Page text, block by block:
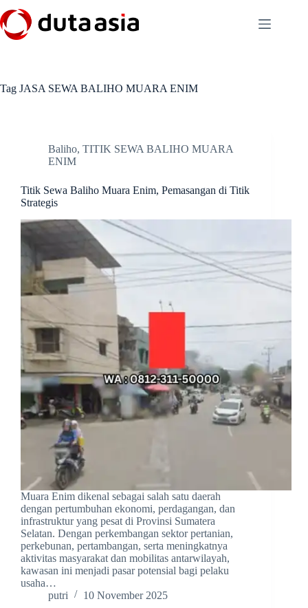
to
content
Tag JASA SEWA BALIHO MUARA ENIM
Baliho, TITIK SEWA BALIHO MUARA
ENIM
Titik Sewa Baliho Muara Enim, Pemasangan di Titik
Strategis
Muara Enim dikenal sebagai salah satu daerah
dengan pertumbuhan ekonomi, perdagangan, dan
infrastruktur yang pesat di Provinsi Sumatera
Selatan. Dengan perkembangan sektor pertanian,
perkebunan, pertambangan, serta meningkatnya
aktivitas masyarakat dan mobilitas antarwilayah,
kawasan ini menjadi pasar potensial bagi pelaku
usaha…
putri
10 November 2025